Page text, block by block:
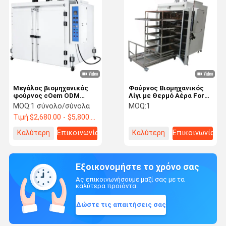
Μεγάλος βιομηχανικός
φούρνος cOem ODM
μηχανών δοκιμής 300
βαθμού εκτατός
MOQ:1 σύνολο/σύνολα
Τιμή:$2,680.00 - $5,800.00/ Set
Καλύτερη
Επικοινωνία
Φούρνος Βιομηχανικός
Λίγι με Θερμό Αέρα Forno
Industriale Κίνας
Industrieofen 400 300
Θερμοκρασίας
MOQ:1
Καλύτερη
Επικοινωνία
Εξοικονομήστε το χρόνο σας
Ας επικοινωνήσουμε μαζί σας με τα
καλύτερα προϊόντα.
Δώστε τις απαιτήσεις σας